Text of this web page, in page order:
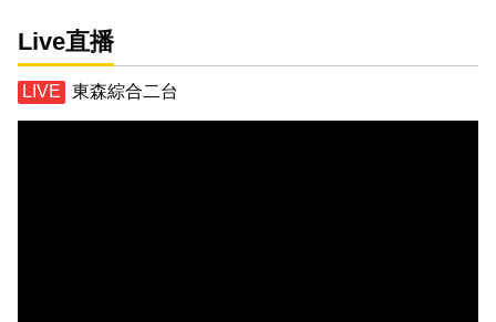
Live直播
東森綜合二台